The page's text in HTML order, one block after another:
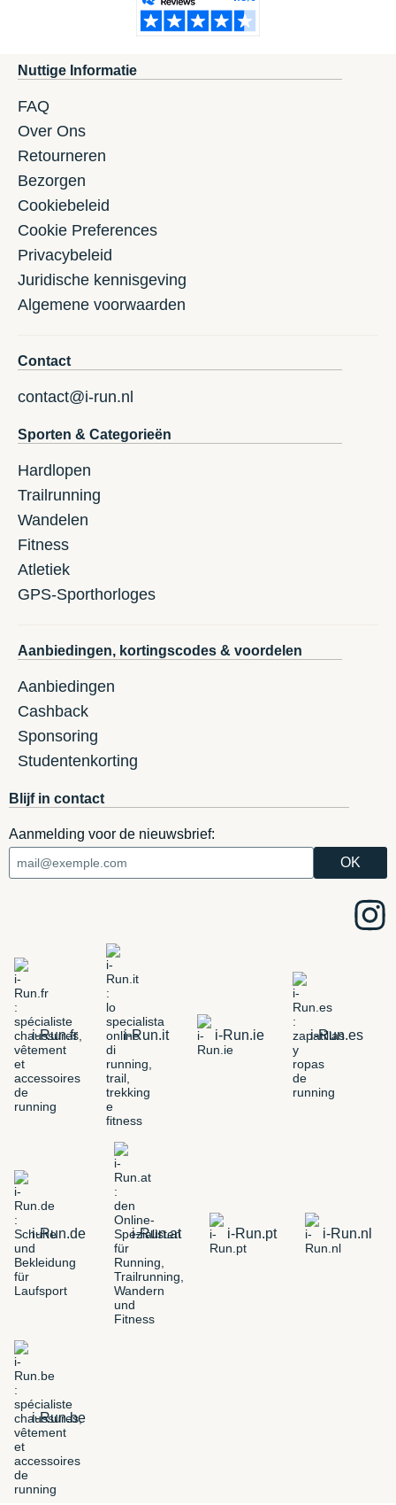
Nuttige Informatie
FAQ
Over Ons
Retourneren
Bezorgen
Cookiebeleid
Cookie Preferences
Privacybeleid
Juridische kennisgeving
Algemene voorwaarden
Contact
contact@i-run.nl
Sporten & Categorieën
Hardlopen
Trailrunning
Wandelen
Fitness
Atletiek
GPS-Sporthorloges
Aanbiedingen, kortingscodes & voordelen
Aanbiedingen
Cashback
Sponsoring
Studentenkorting
Blijf in contact
Aanmelding voor de nieuwsbrief:
i-Run.fr i-Run.it i-Run.ie i-Run.es
i-Run.de i-Run.at i-Run.pt i-Run.nl
i-Run.be